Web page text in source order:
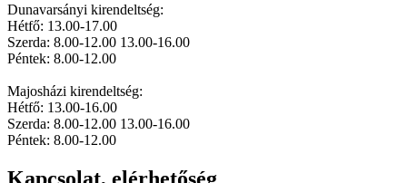
Dunavarsányi kirendeltség:
Hétfő: 13.00-17.00
Szerda: 8.00-12.00 13.00-16.00
Péntek: 8.00-12.00
Majosházi kirendeltség:
Hétfő: 13.00-16.00
Szerda: 8.00-12.00 13.00-16.00
Péntek: 8.00-12.00
Kapcsolat, elérhetőség